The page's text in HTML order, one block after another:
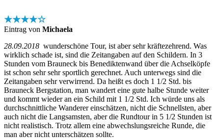
★★★★☆
Eintrag von Michaela
28.09.2018 wunderschöne Tour, ist aber sehr kräftezehrend. Was
wirklich schade ist, sind die Zeitangaben auf den Schildern. In 3
Stunden vom Brauneck bis Benediktenwand über die Achselköpfe
ist schon sehr sehr sportlich gerechnet. Auch unterwegs sind die
Zeitangaben sehr verwirrend. Da heißt es doch 1 1/2 Std. bis
Brauneck Bergstation, man wandert eine gute halbe Stunde weiter
und kommt wieder an ein Schild mit 1 1/2 Std. Ich würde uns als
durchschnittliche Wanderer einschätzen, nicht die Schnellsten, aber
auch nicht die Langsamsten, aber die Rundtour in 5 1/2 Stunden ist
nicht realistisch. Trotz allem eine abwechslungsreiche Runde, die
man aber nicht unterschätzen sollte.